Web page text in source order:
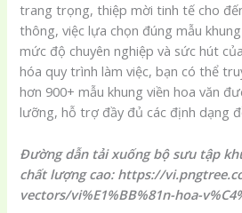
trang trọng, thiệp mời tinh tế cho
thông, việc lựa chọn đúng mẫu
mức độ chuyên nghiệp và sức hút
hóa quy trình làm việc, bạn có thể
hơn 900+ mẫu khung viền hoa văn
lưỡng, hỗ trợ đầy đủ các định dạng
Đường dẫn tải xuống bộ sưu tập
chất lượng cao: https://
vectors/vi%E1%BB%81n-hoa-